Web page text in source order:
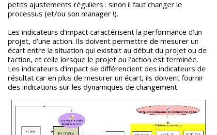
petits ajustements réguliers : sinon il faut changer le
processus (et/ou son manager !).
Les indicateurs d’impact caractérisent la performance d’un
projet, d’une action. Ils doivent permettre de mesurer un
écart entre la situation qui existait au début du projet ou de
l’action, et celle lorsque le projet ou l’action est terminée.
Les indicateurs d’impact se différencient des indicateurs de
résultat car en plus de mesurer un écart, ils doivent fournir
des indications sur les dynamiques de changement.